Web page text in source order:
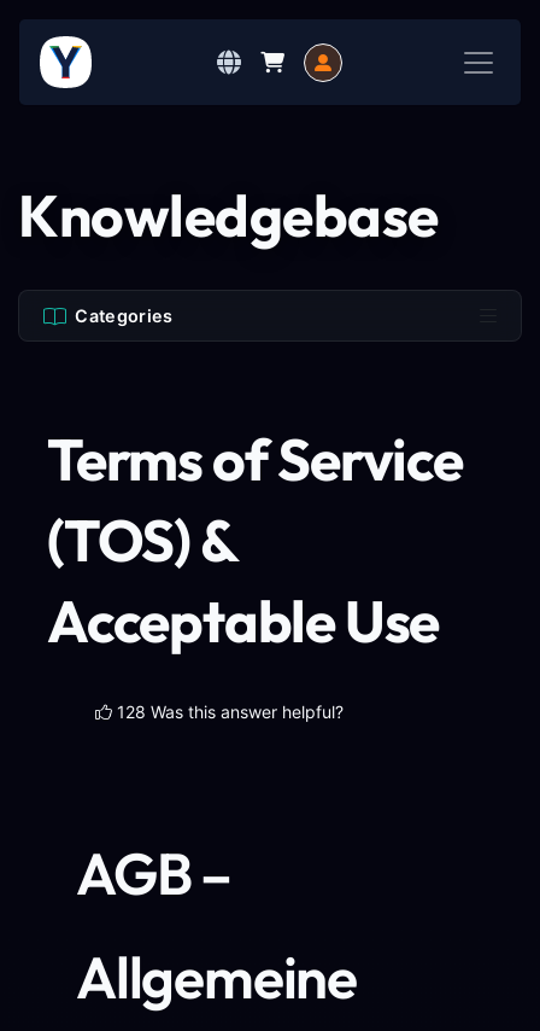
Knowledgebase
Categories
Terms of Service
(TOS) &
Acceptable Use
128 Was this answer helpful?
AGB –
Allgemeine